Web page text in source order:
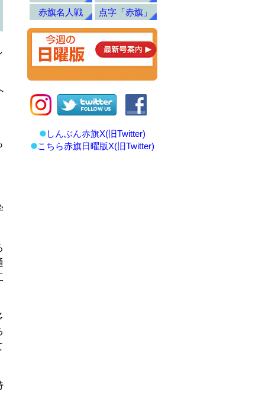
赤旗名人戦
点字「赤旗」
しんぶん赤旗X(旧Twitter)
こちら赤旗日曜版X(旧Twitter)